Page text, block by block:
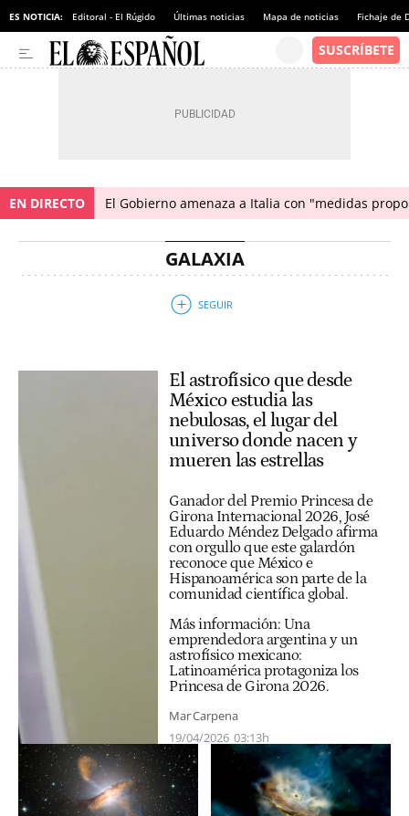
ES NOTICIA: Editoral - El Rúgido Últimas noticias Mapa de noticias Fichaje de
EN DIRECTO El Gobierno amenaza a Italia con "medidas
GALAXIA
El astrofísico que desde
México estudia las
nebulosas, el lugar del
universo donde nacen y
mueren las estrellas
Ganador del Premio Princesa de
Girona Internacional 2026, José
Eduardo Méndez Delgado afirma
con orgullo que este galardón
reconoce que México e
Hispanoamérica son parte de la
comunidad científica global.
Más información: Una
emprendedora argentina y un
astrofísico mexicano:
Latinoamérica protagoniza los
Princesa de Girona 2026.
Mar Carpena
19/04/2026 03:13h